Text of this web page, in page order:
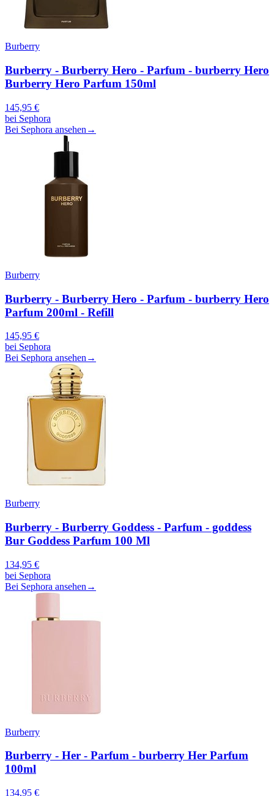
Burberry
Burberry - Burberry Hero - Parfum - burberry Hero
Burberry Hero Parfum 150ml
145,95 €
bei Sephora
Bei Sephora ansehen →
Burberry
Burberry - Burberry Hero - Parfum - burberry Hero
Parfum 200ml - Refill
145,95 €
bei Sephora
Bei Sephora ansehen →
Burberry
Burberry - Burberry Goddess - Parfum - goddess
Bur Goddess Parfum 100 Ml
134,95 €
bei Sephora
Bei Sephora ansehen →
Burberry
Burberry - Her - Parfum - burberry Her Parfum
100ml
134,95 €